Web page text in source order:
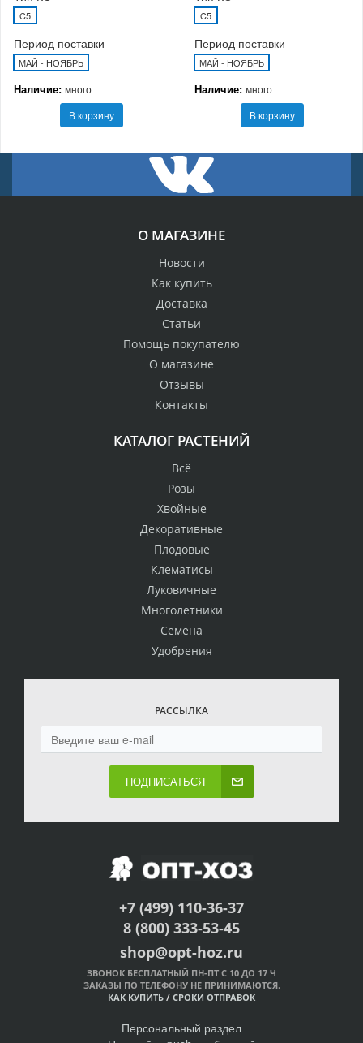
C5
Период поставки
МАЙ - НОЯБРЬ
Наличие: много
В корзину
C5
Период поставки
МАЙ - НОЯБРЬ
Наличие: много
В корзину
О МАГАЗИНЕ
Новости
Как купить
Доставка
Статьи
Помощь покупателю
О магазине
Отзывы
Контакты
КАТАЛОГ РАСТЕНИЙ
Всё
Розы
Хвойные
Декоративные
Плодовые
Клематисы
Луковичные
Многолетники
Семена
Удобрения
РАССЫЛКА
ПОДПИСАТЬСЯ
+7 (499) 110-36-37
8 (800) 333-53-45
shop@opt-hoz.ru
ЗВОНОК БЕСПЛАТНЫЙ ПН-ПТ С 10 ДО 17 Ч
ЗАКАЗЫ ПО ТЕЛЕФОНУ НЕ ПРИНИМАЮТСЯ.
КАК КУПИТЬ / СРОКИ ОТПРАВОК
Персональный раздел